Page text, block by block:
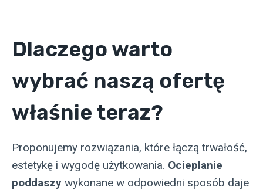
Dlaczego warto
wybrać naszą ofertę
właśnie teraz?
Proponujemy rozwiązania, które łączą trwałość,
estetykę i wygodę użytkowania. Ocieplanie
poddaszy wykonane w odpowiedni sposób daje